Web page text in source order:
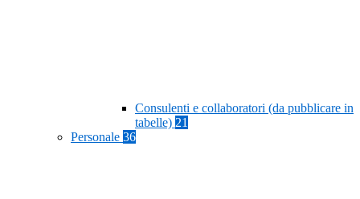
Consulenti e collaboratori (da pubblicare in
tabelle) 21
Personale 36